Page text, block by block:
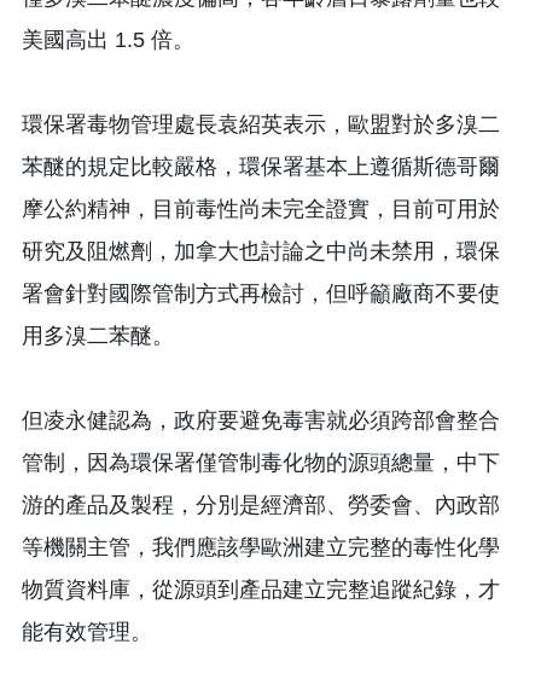
美國高出 1.5 倍。
環保署毒物管理處長袁紹英表示，歐盟對於多溴二
苯醚的規定比較嚴格，環保署基本上遵循斯德哥爾
摩公約精神，目前毒性尚未完全證實，目前可用於
研究及阻燃劑，加拿大也討論之中尚未禁用，環保
署會針對國際管制方式再檢討，但呼籲廠商不要使
用多溴二苯醚。
但凌永健認為，政府要避免毒害就必須跨部會整合
管制，因為環保署僅管制毒化物的源頭總量，中下
游的產品及製程，分別是經濟部、勞委會、內政部
等機關主管，我們應該學歐洲建立完整的毒性化學
物質資料庫，從源頭到產品建立完整追蹤紀錄，才
能有效管理。